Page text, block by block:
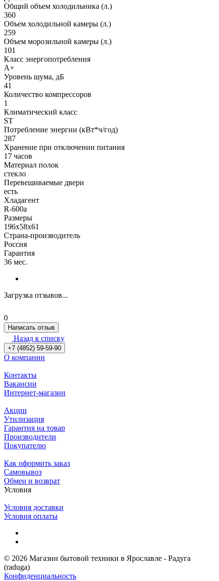
Общий объем холодильника (л.)
360
Объем холодильной камеры (л.)
259
Объем морозильной камеры (л.)
101
Класс энергопотребления
A+
Уровень шума, дБ
41
Количество компрессоров
1
Климатический класс
ST
Потребление энергии (кВт*ч/год)
287
Хранение при отключении питания
17 часов
Материал полок
стекло
Перевешиваемые двери
есть
Хладагент
R-600a
Размеры
196х58х61
Страна-производитель
Россия
Гарантия
36 мес.
Загрузка отзывов...
0
Написать отзыв
Назад к списку
+7 (4852) 59-59-90
О компании
Контакты
Вакансии
Интернет-магазин
Акции
Утилизация
Гарантия на товар
Производители
Покупателю
Как оформить заказ
Самовывоз
Обмен и возврат
Условия
Условия доставки
Условия оплаты
© 2026 Магазин бытовой техники в Ярославле - Радуга
(raduga)
Конфиденциальность